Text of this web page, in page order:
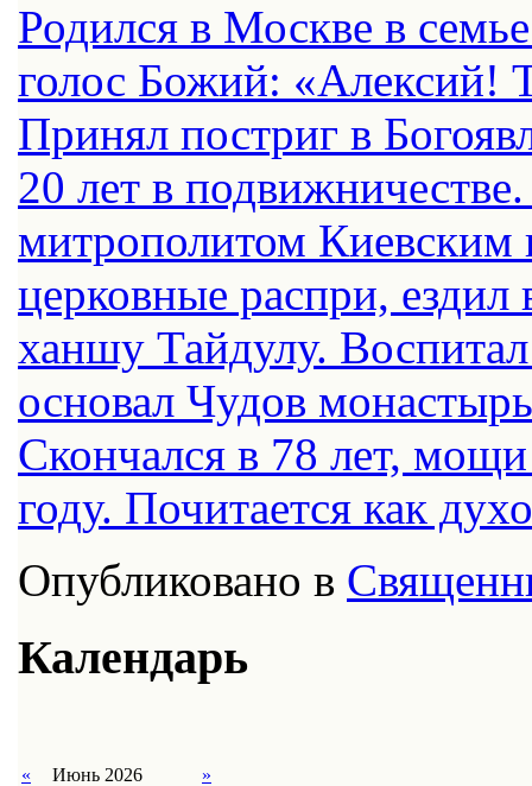
Родился в Москве в
голос Божий: «Алексий!
Принял постриг в
20 лет в
митрополитом Киевским
церковные распри,
ханшу Тайдулу.
основал Чудов
Скончался в 78 лет,
году. Почитается как
Опубликовано в
Календарь
« Июнь 2026
»